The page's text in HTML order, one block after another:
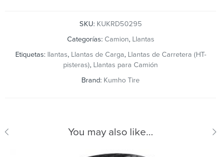
SKU: KUKRD50295
Categorías: Camion, Llantas
Etiquetas: llantas, Llantas de Carga, Llantas de Carretera (HT-
pisteras), Llantas para Camión
Brand: Kumho Tire
You may also like…